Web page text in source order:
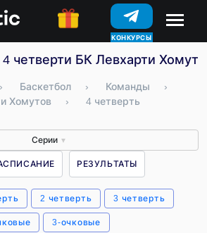
КОНКУРСЫ
4 четверти БК Левхарти
› Баскетбол › Команды
›
Хомутов
› 4 четверть
Серии ▼
РЕЗУЛЬТАТЫ
2 четверть 3 четверть
3-очковые